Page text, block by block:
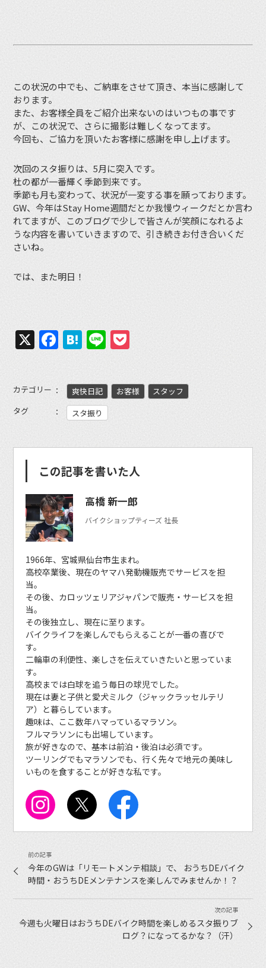
この状況の中でも、ご納車をさせて頂き、本当に感謝して
おります。
また、お客様全員をご紹介出来ないのはいつもの事です
が、この状況で、さらに撮影は難しくなってます。
今回も、ご協力を頂いたお客様に感謝を申し上げます。
次回のスタ振りは、5月に突入です。
杜の都が一番輝く季節到来です。
季節も月も変わって、状況が一変する事を願っております。
GW、今年はStay Home週間だとか我慢ウィークだとか言わ
れてますが、このブログで少しで皆さんが笑顔になれるよ
うな内容を書いていきますので、引き続きお付き合いくだ
さいね。
では、また明日！
X Facebook
Hatena
Line
カテゴリー 爽快日記 お客様
スタッフ
タグ
スタ振り
この記事を書いた人
高橋 新一郎
バイクショップティーズ 社長
1966年、宮城県仙台市生まれ。
高校卒業後、現在のヤマハ発動機販売でサービスを担
当。
その後、カロッツェリアジャパンで販売・サービスを担
当。
その後独立し、現在に至ります。
バイクライフを楽しんでもらえることが一番の喜びで
す。
二輪車の利便性、楽しさを伝えていきたいと思っていま
す。
高校までは白球を追う毎日の球児でした。
現在は妻と子供と愛犬ミルク（ジャックラッセルテリ
ア）と暮らしています。
趣味は、ここ数年ハマっているマラソン。
フルマラソンにも出場しています。
旅が好きなので、基本は前泊・後泊は必須です。
ツーリングでもマラソンでも、行く先々で地元の美味し
いものを食することが好きな私です。
今年のGWは「リモートメンテ相談」で、 おうちDEバイク
時間・おうちDEメンテナンスを楽しんでみませんか！？
今週も火曜日はおうちDEバイク時間を楽しめるスタ振りブ
ログ？になってるかな？（汗）